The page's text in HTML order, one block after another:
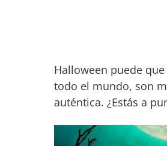
Halloween puede
todo el mundo, son
auténtica. ¿Estás a